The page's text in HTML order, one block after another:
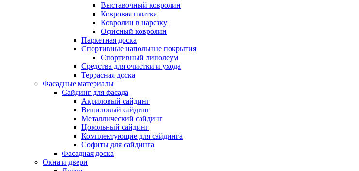
Выставочный ковролин
Ковровая плитка
Ковролин в нарезку
Офисный ковролин
Паркетная доска
Спортивные напольные покрытия
Спортивный линолеум
Средства для очистки и ухода
Террасная доска
Фасадные материалы
Сайдинг для фасада
Акриловый сайдинг
Виниловый сайдинг
Металлический сайдинг
Цокольный сайдинг
Комплектующие для сайдинга
Софиты для сайдинга
Фасадная доска
Окна и двери